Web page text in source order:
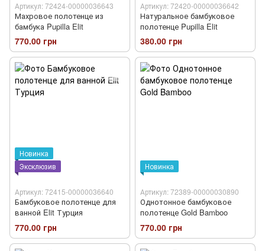
Артикул: 72424-00000036643
Махровое полотенце из
бамбука Pupilla Elit
770.00 грн
Артикул: 72420-00000036642
Натуральное бамбуковое
полотенце Pupilla Elit
380.00 грн
Новинка
Эксклюзив
Артикул: 72415-00000036640
Бамбуковое полотенце для
ванной Elit Турция
770.00 грн
Новинка
Артикул: 72389-00000030890
Однотонное бамбуковое
полотенце Gold Bamboo
770.00 грн